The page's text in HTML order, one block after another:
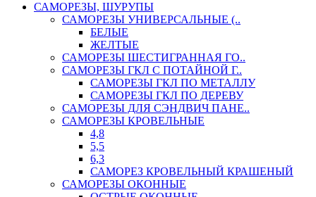
САМОРЕЗЫ, ШУРУПЫ
САМОРЕЗЫ УНИВЕРСАЛЬНЫЕ (..
БЕЛЫЕ
ЖЕЛТЫЕ
САМОРЕЗЫ ШЕСТИГРАННАЯ ГО..
САМОРЕЗЫ ГКЛ С ПОТАЙНОЙ Г..
САМОРЕЗЫ ГКЛ ПО МЕТАЛЛУ
САМОРЕЗЫ ГКЛ ПО ДЕРЕВУ
САМОРЕЗЫ ДЛЯ СЭНДВИЧ ПАНЕ..
САМОРЕЗЫ КРОВЕЛЬНЫЕ
4,8
5,5
6,3
САМОРЕЗ КРОВЕЛЬНЫЙ КРАШЕНЫЙ
САМОРЕЗЫ ОКОННЫЕ